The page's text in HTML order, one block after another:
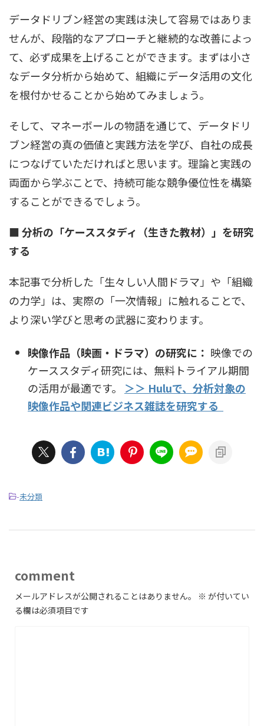
データドリブン経営の実践は決して容易ではありま
せんが、段階的なアプローチと継続的な改善によっ
て、必ず成果を上げることができます。まずは小さ
なデータ分析から始めて、組織にデータ活用の文化
を根付かせることから始めてみましょう。
そして、マネーボールの物語を通じて、データドリ
ブン経営の真の価値と実践方法を学び、自社の成長
につなげていただければと思います。理論と実践の
両面から学ぶことで、持続可能な競争優位性を構築
することができるでしょう。
■ 分析の「ケーススタディ（生きた教材）」を研究
する
本記事で分析した「生々しい人間ドラマ」や「組織
の力学」は、実際の「一次情報」に触れることで、
より深い学びと思考の武器に変わります。
映像作品（映画・ドラマ）の研究に： 映像での
ケーススタディ研究には、無料トライアル期間
の活用が最適です。 ＞＞ Huluで、分析対象の
映像作品や関連ビジネス雑誌を研究する
-未分類
comment
メールアドレスが公開されることはありません。 ※ が付いてい
る欄は必須項目です